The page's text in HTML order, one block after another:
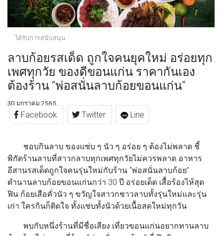
ได้รับการสนับสนุน
ลาบก้อยรสเด็ด ถูกใจคนยุคใหม่ อร่อยทุก
เพศทุกวัย ของดีขอนแก่น ราคากันเอง
ต้องร้าน “พ่อสนั่นลาบก้อยขอนแก่น”
30 มกราคม 2565
Facebook Twitter Line
ชอบกินลาบ ของแซ่บ ๆ นัว ๆ อร่อย ๆ ต้องไม่พลาด ชี้
พิกัดร้านลาบที่สาวกลาบทุกเพศทุกวัยไม่ควรพลาด อาหาร
อีสานรสเด็ดถูกใจคนรุ่นใหม่กับร้าน “พ่อสนั่นลาบก้อย”
ตำนานลาบก้อยขอนแก่นกว่า 30 ปี อร่อยเด็ด เสื้อร้องไห้สุด
ฟิน ก้อยเสือคั่วนัว ๆ ขวัญใจสาวกชาวลาบทั้งรุ่นใหม่และรุ่น
เก่า ใครกินก็ติดใจ ทั้งแซ่บทั้งนัวด้วยเนื้อสดใหม่ทุกวัน
พบกับหนึ่งร้านที่มีชื่อเสียง เที่ยวขอนแก่นอยากทานลาบ